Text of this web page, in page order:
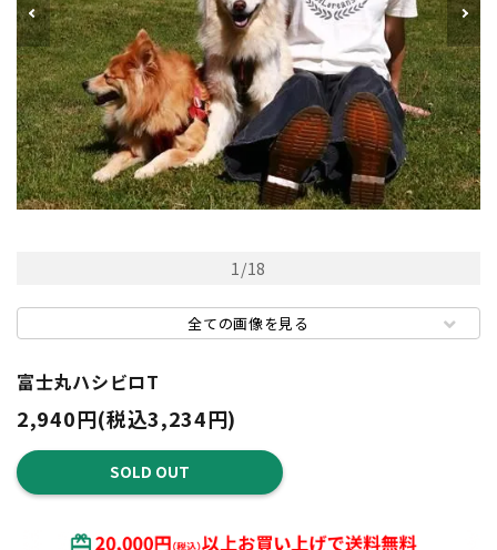
1/18
全ての画像を見る
富士丸ハシビロT
2,940円(税込3,234円)
SOLD OUT